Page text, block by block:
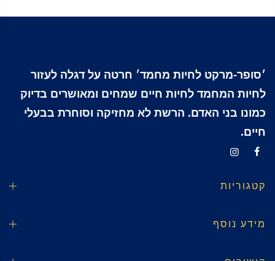
׳סופר-מרקט לחיות מחמד׳ חרטה על דגלה לעזור
לחיות המחמד לחיות חיים שמחים ומאושרים בדיוק
כמונו בני האדם. הרשת לא מחזיקה וסוחרת בבעלי
חיים.
קטגוריות
מידע נוסף